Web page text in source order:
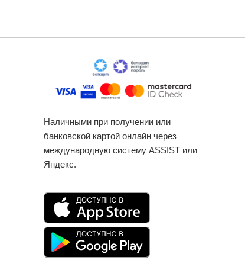
Наличными при получении или
банковской картой онлайн через
международную систему ASSIST или
Яндекс.